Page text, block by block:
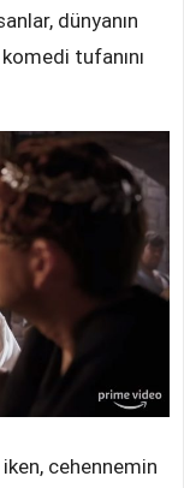
dünyanın
tufanını
cehennemin